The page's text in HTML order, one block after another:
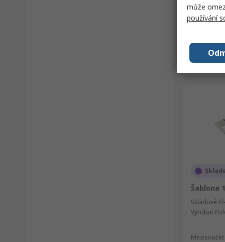
Šablona
Skladové
Výrobní
může
používání